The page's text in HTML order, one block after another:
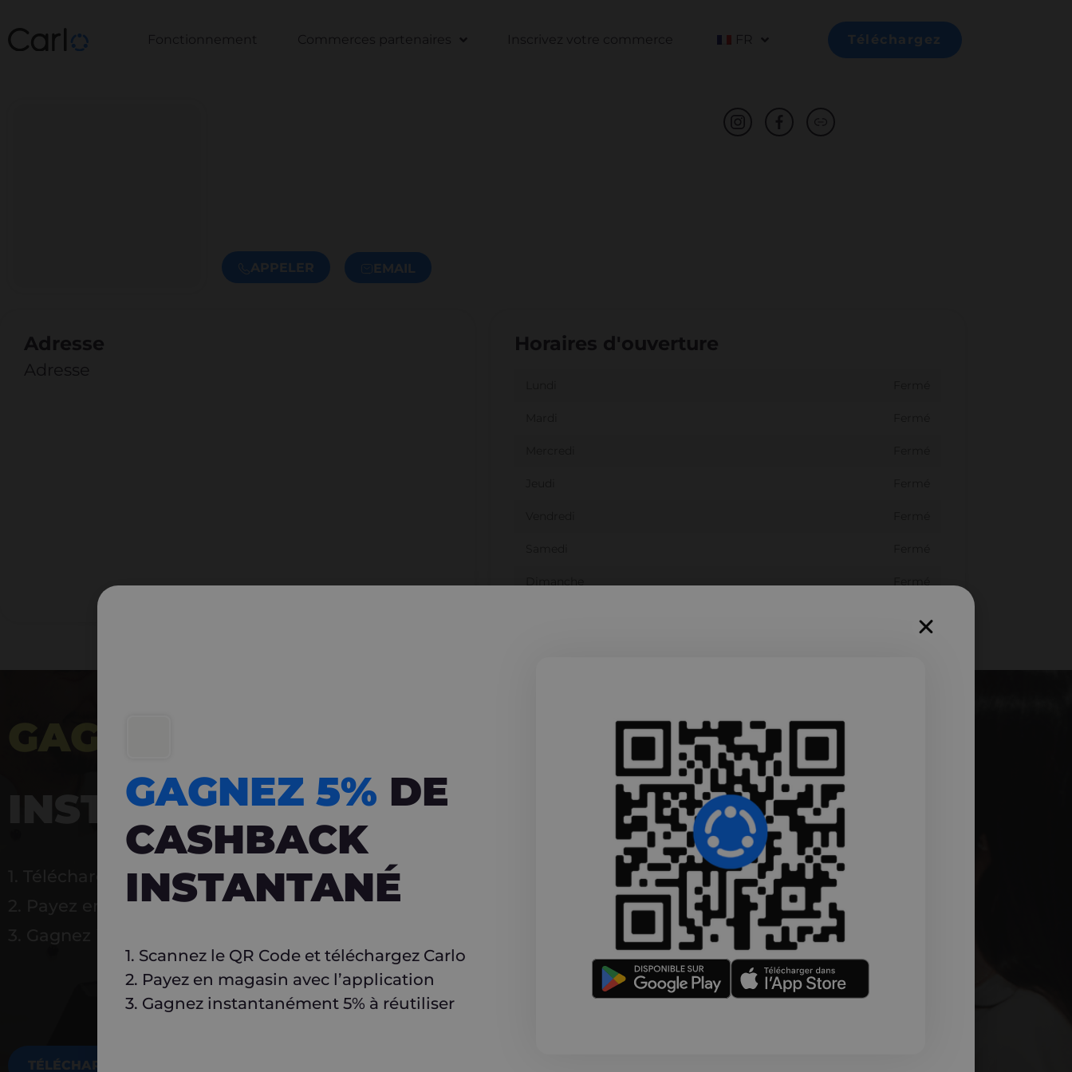
Fonctionnement Commerces partenaires Inscrivez votre commerce FR Téléchargez
APPELER EMAIL
Adresse
Adresse
Horaires d'ouverture
GAGNEZ 5%
INSTANTANÉ
1. Téléchargez Carlo
2. Payez en magasin avec l’application
TÉLÉCHARGEZ MAINTENANT
GAGNEZ 5% DE
CASHBACK
INSTANTANÉ
1. Scannez le QR Code et téléchargez Carlo
2. Payez en magasin avec l’application
3. Gagnez instantanément 5% à réutiliser